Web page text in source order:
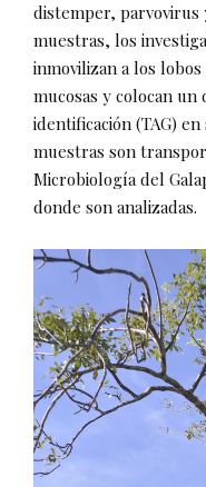
distemper, parvovirus
muestras, los
inmovilizan a los
mucosas y colocan
identificación (TAG)
muestras son
Microbiología del
donde son analizadas.